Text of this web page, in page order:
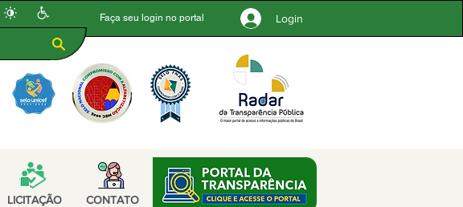
Faça seu login no portal Login
LICITAÇÃO CONTATO